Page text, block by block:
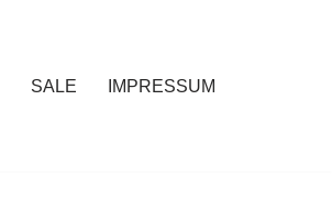
SALE IMPRESSUM